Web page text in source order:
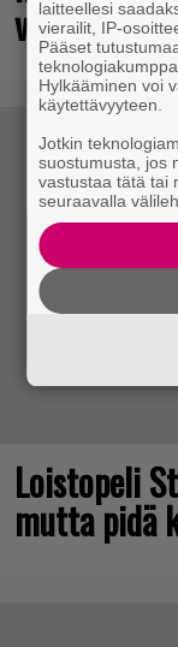
valtavasti
Loistopeli
mutta pidä
laitteellesi
vierailit, IP-
Pääset
Hylkääminen voi
käytettävyyteen.
Jotkin
suostumusta, jos
vastustaa tätä tai
seuraavalla